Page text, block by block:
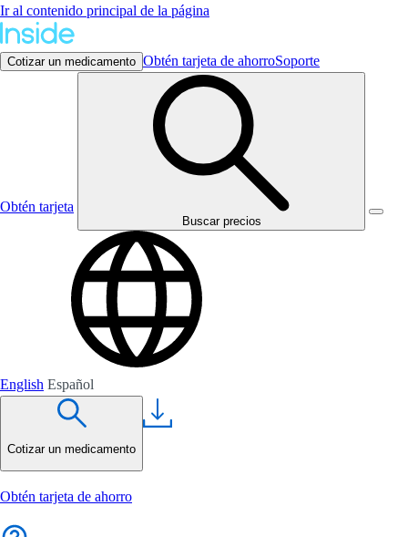
Ir al contenido principal de la página
Cotizar un medicamento Obtén tarjeta de ahorroSoporte
Obtén tarjeta
Buscar precios
English Español
Cotizar un medicamento
Obtén tarjeta de ahorro